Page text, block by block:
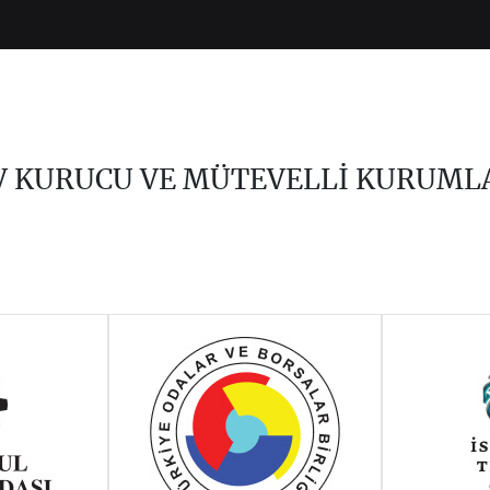
KURUCU VE MÜTEVELLİ